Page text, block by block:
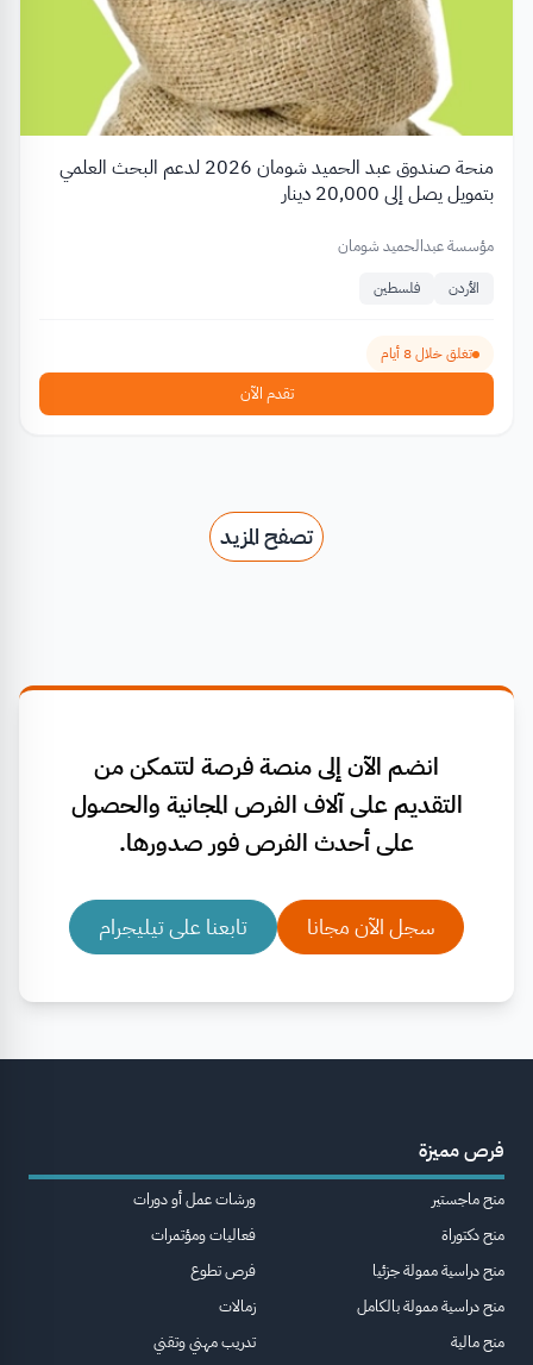
منحة صندوق عبد الحميد شومان 2026 لدعم البحث العلمي
بتمويل يصل إلى 20,000 دينار
مؤسسة عبدالحميد شومان
الأردن فلسطين
تغلق خلال 8 أيام
تقدم الآن
تصفح المزيد
انضم الآن إلى منصة فرصة لتتمكن من
التقديم على آلاف الفرص المجانية والحصول
على أحدث الفرص فور صدورها.
سجل الآن مجانا تابعنا على تيليجرام
فرص مميزة
منح ماجستير
منح دكتوراة
منح دراسية ممولة جزئيا
منح دراسية ممولة بالكامل
منح مالية
ورشات عمل أو دورات
فعاليات ومؤتمرات
فرص تطوع
زمالات
تدريب مهني وتقني